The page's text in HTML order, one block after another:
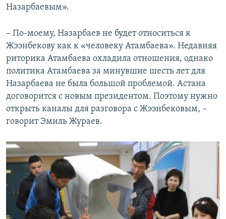
Назарбаевым».
– По-моему, Назарбаев не будет относиться к
Жээнбекову как к «человеку Атамбаева». Недавняя
риторика Атамбаева охладила отношения, однако
политика Атамбаева за минувшие шесть лет для
Назарбаева не была большой проблемой. Астана
договорится с новым президентом. Поэтому нужно
открыть каналы для разговора с Жээнбековым, –
говорит Эмиль Жураев.